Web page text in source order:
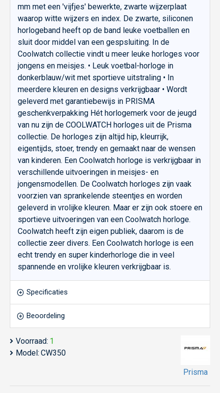
mm met een 'vijfjes' bewerkte, zwarte wijzerplaat
waarop witte wijzers en index. De zwarte, siliconen
horlogeband heeft op de band leuke voetballen en
sluit door middel van een gespsluiting. In de
Coolwatch collectie vindt u meer leuke horloges voor
jongens en meisjes. • Leuk voetbal-horloge in
donkerblauw/wit met sportieve uitstraling • In
meerdere kleuren en designs verkrijgbaar • Wordt
geleverd met garantiebewijs in PRISMA
geschenkverpakking Hét horlogemerk voor de jeugd
van nu zijn de COOLWATCH horloges uit de Prisma
collectie. De horloges zijn altijd hip, kleurrijk,
eigentijds, stoer, trendy en gemaakt naar de wensen
van kinderen. Een Coolwatch horloge is verkrijgbaar in
verschillende uitvoeringen in meisjes- en
jongensmodellen. De Coolwatch horloges zijn vaak
voorzien van sprankelende steentjes en worden
geleverd in vrolijke kleuren. Maar er zijn ook stoere en
sportieve uitvoeringen van een Coolwatch horloge.
Coolwatch heeft zijn eigen publiek, daarom is de
collectie zeer divers. Een Coolwatch horloge is een
echt trendy en super kinderhorloge die in veel
spannende en vrolijke kleuren verkrijgbaar is.
Specificaties
Beoordeling
Voorraad: 1
Model: CW350
Prisma